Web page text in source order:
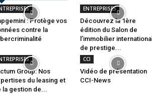
: Protège vos
contre la
ENTREPRISES
Découvrez la 1ère
édition du Salon de
l’immobilier international
de prestige...
Group: Nos
du leasing et
la gestion de...
CCI
Vidéo de présentation
CCI-News